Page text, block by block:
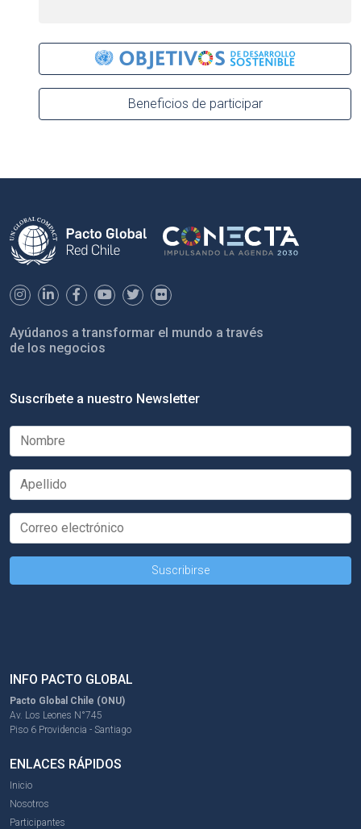
Beneficios de participar
Ayúdanos a transformar el mundo a través
de los negocios
Suscríbete a nuestro Newsletter
INFO PACTO GLOBAL
Pacto Global Chile (ONU)
Av. Los Leones N°745
Piso 6 Providencia - Santiago
ENLACES RÁPIDOS
Inicio
Nosotros
Participantes